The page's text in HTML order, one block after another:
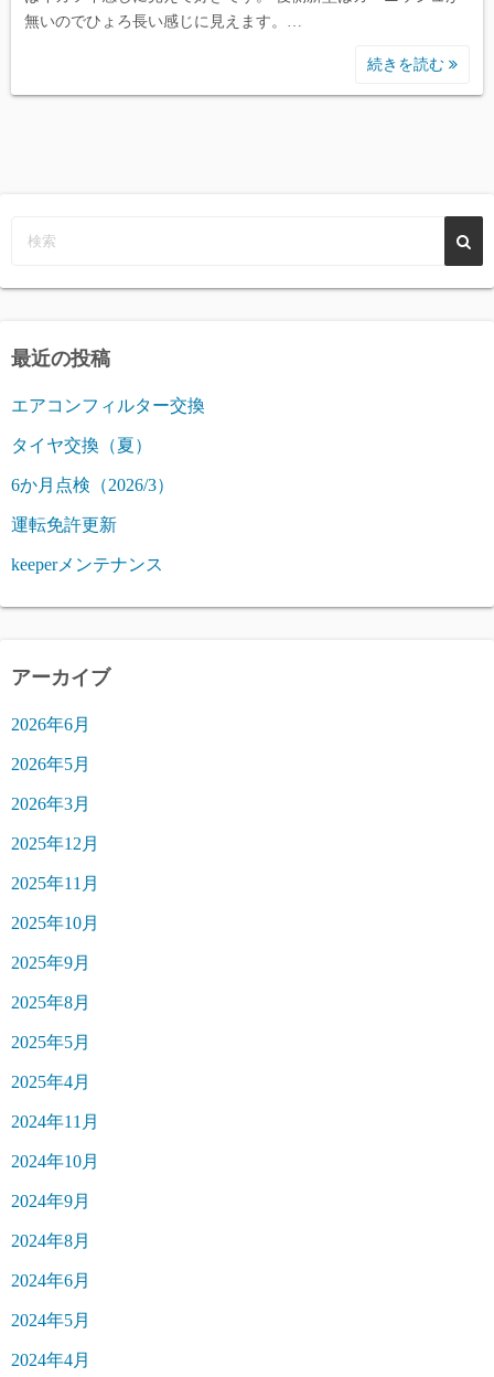
無いのでひょろ長い感じに見えます。…
続きを読む
最近の投稿
エアコンフィルター交換
タイヤ交換（夏）
6か月点検（2026/3）
運転免許更新
keeperメンテナンス
アーカイブ
2026年6月
2026年5月
2026年3月
2025年12月
2025年11月
2025年10月
2025年9月
2025年8月
2025年5月
2025年4月
2024年11月
2024年10月
2024年9月
2024年8月
2024年6月
2024年5月
2024年4月